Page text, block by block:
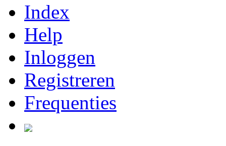
Index
Help
Inloggen
Registreren
Frequenties